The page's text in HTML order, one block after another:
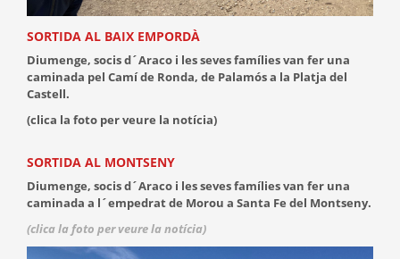
SORTIDA AL BAIX EMPORDÀ
Diumenge, socis d´Araco i les seves famílies van fer una
caminada pel Camí de Ronda, de Palamós a la Platja del
Castell.
(clica la foto per veure la notícia)
SORTIDA AL MONTSENY
Diumenge, socis d´Araco i les seves famílies van fer una
caminada a l´empedrat de Morou a Santa Fe del Montseny.
(clica la foto per veure la notícia)